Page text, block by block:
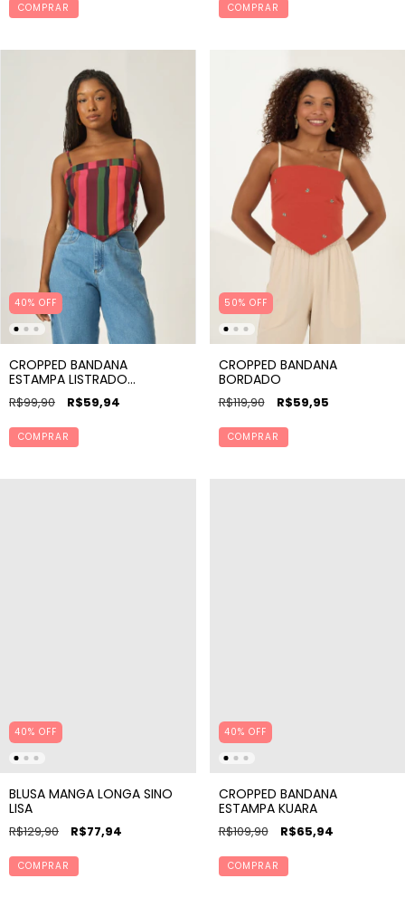
COMPRAR COMPRAR
40% OFF
CROPPED BANDANA
ESTAMPA LISTRADO
MARAVILHA
R$99,90 R$59,94
COMPRAR
50% OFF
CROPPED BANDANA
BORDADO
R$119,90 R$59,95
COMPRAR
40% OFF
BLUSA MANGA LONGA SINO
LISA
R$129,90 R$77,94
COMPRAR
40% OFF
CROPPED BANDANA
ESTAMPA KUARA
R$109,90 R$65,94
COMPRAR